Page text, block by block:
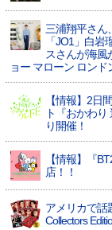
三浦翔平さん
「JO1」白
スさんが海風
ョー マローン ロンド
【情報】2日
ト『おかわ
り開催！
【情報】『
店！！
アメリカで話
Collectors